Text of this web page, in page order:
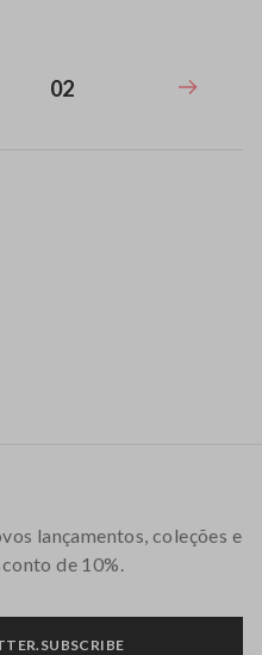
02
lançamentos, coleções e
de 10%.